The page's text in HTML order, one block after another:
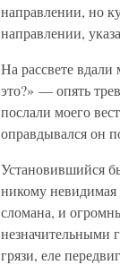
направлении, но
направлении,
На рассвете
это?» — опять
послали моего
оправдывался он
Установившийся
никому невидимая
сломана, и
незначительными
грязи, еле